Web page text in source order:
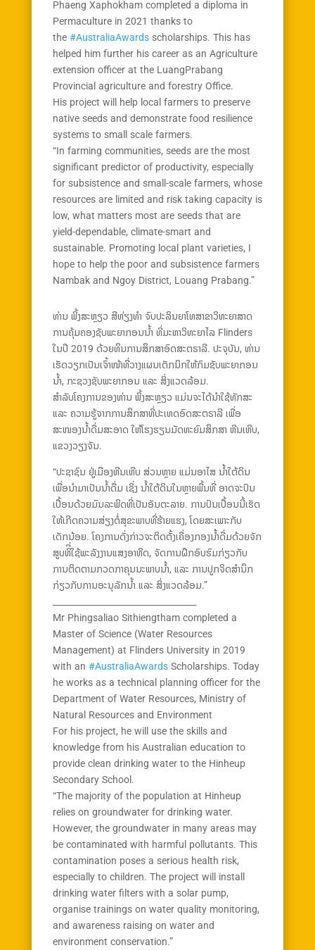
Phaeng Xaphokham completed a diploma in
Permaculture in 2021 thanks to
the#AustraliaAwardsscholarships. This has
helped him further his career as an Agriculture
extension officer at the LuangPrabang
Provincial agriculture and forestry Office.
His project will help local farmers to preserve
native seeds and demonstrate food resilience
systems to small scale farmers.
“In farming communities, seeds are the most
significant predictor of productivity, especially
for subsistence and small-scale farmers, whose
resources are limited and risk taking capacity is
low, what matters most are seeds that are
yield-dependable, climate-smart and
sustainable. Promoting local plant varieties, I
hope to help the poor and subsistence farmers
Nambak and Ngoy District, Louang Prabang.”
ທ່ານ ພິ້ງສະຫຼຽວ ສີທ່ຽງທຳ ຈົບປະລິນຍາໂທສາຂາວິທະຍາສາດ
ການຄຸ້ມຄອງຊັບພະຍາກອນນ້ຳ ທີ່ມະຫາວິທະຍາໄລ Flinders
ໃນປີ 2019 ດ້ວຍທຶນການສຶກສາອົດສະຕຣາລີ. ປະຈຸບັນ, ທ່ານ
ເຮັດວຽກເປັນເຈົ້າໜ້າທີ່ວາງແຜນເຕັກນິກໃຫ້ກົມຊັບພະຍາກອນ
ນ້ຳ, ກະຊວງຊັບພະຍາກອນ ແລະ ສິ່ງແວດລ້ອມ.
ສຳລັບໂຄງການຂອງທ່ານ ພິ້ງສະຫຼຽວ ແມ່ນຈະໄດ້ນຳໃຊ້ທັກສະ
ແລະ ຄວາມຮູ້ຈາກການສຶກສາທີ່ປະເທດອົດສະຕຣາລີ ເພື່ອ
ສະໜອງນ້ຳດື່ມສະອາດ ໃຫ້ໂຮງຮຽນມັດທະຍົມສຶກສາ ຫີນເຫີບ,
ແຂວງວຽງຈັນ.
“ປະຊາຊົນ ຢູ່ເມືອງຫີນເຫີບ ສ່ວນຫຼາຍ ແມ່ນອາໄສ ນ້ຳໃຕ້ດິນ
ເພື່ອນໍາມາເປັນນ້ຳດື່ມ ເຊິ່ງ ນໍ້າໃຕ້ດິນໃນຫຼາຍພື້ນທີ່ ອາດຈະປົນ
ເປື້ອນດ້ວຍມົນລະພິດທີ່ເປັນອັນຕະລາຍ. ການປົນເປື້ອນນີ້ເຮັດ
ໃຫ້ເກີດຄວາມສ່ຽງຕໍ່ສຸຂະພາບທີ່ຮ້າຍແຮງ, ໂດຍສະເພາະກັບ
ເດັກນ້ອຍ. ໂຄງການດັ່ງກ່າວຈະຕິດຕັ້ງເຄື່ອງກອງນໍ້າດື່ມດ້ວຍຈັກ
ສູບທິີ່ໃຊ້ພະລັງງານແສງອາທິດ, ຈັດການຝຶກອົບຮົມກ່ຽວກັບ
ການຕິດຕາມກວດກາຄຸນນະພາບນ້ຳ, ແລະ ການປູກຈິດສໍານຶກ
ກ່ຽວກັບການອະນຸລັກນ້ຳ ແລະ ສິ່ງແວດລ້ອມ.”
__________________________________
Mr Phingsaliao Sithiengtham completed a
Master of Science (Water Resources
Management) at Flinders University in 2019
with an #AustraliaAwardsScholarships. Today
he works as a technical planning officer for the
Department of Water Resources, Ministry of
Natural Resources and Environment
For his project, he will use the skills and
knowledge from his Australian education to
provide clean drinking water to the Hinheup
Secondary School.
“The majority of the population at Hinheup
relies on groundwater for drinking water.
However, the groundwater in many areas may
be contaminated with harmful pollutants. This
contamination poses a serious health risk,
especially to children. The project will install
drinking water filters with a solar pump,
organise trainings on water quality monitoring,
and awareness raising on water and
environment conservation.”